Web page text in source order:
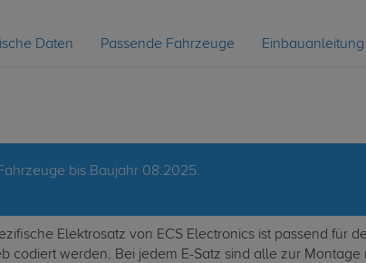
Daten Passende Fahrzeuge Einbauanleitung
bis Baujahr 08.2025.
Elektrosatz von ECS Electronics ist passend für
codiert werden. Bei jedem E-Satz sind alle zur Montage